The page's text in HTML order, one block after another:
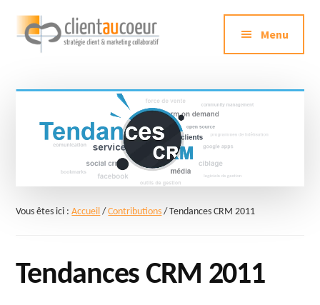
contenu
Additional
menu
des
mémorables
Menu
Vous êtes ici :Accueil / Contributions / Tendances CRM 2011
Tendances CRM 2011